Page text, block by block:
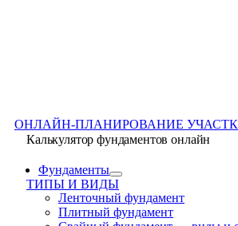
ОНЛАЙН-ПЛАНИРОВАНИЕ
Калькулятор фундаментов онлайн
Фундаменты
ТИПЫ И ВИДЫ
Ленточный фундамент
Плитный фундамент